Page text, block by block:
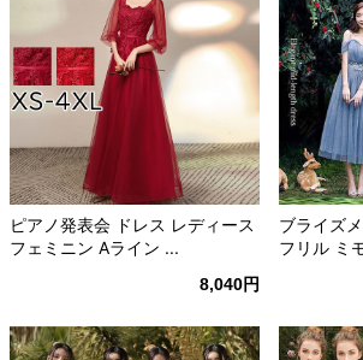
ピアノ発表会 ドレス レディース
フェミニン Aライン ...
8,040円
ブライズ
フリル ミ